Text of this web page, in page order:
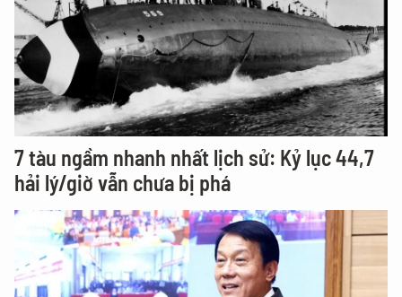
7 tàu ngầm nhanh nhất lịch sử: Kỷ lục 44,7
hải lý/giờ vẫn chưa bị phá